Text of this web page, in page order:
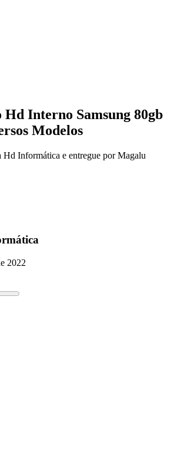
Hd Interno Samsung 80gb
Modelos
Hd Informática e entregue por Magalu
2022